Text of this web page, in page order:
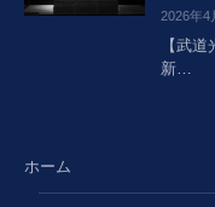
2026年4
【武
新…
ホーム